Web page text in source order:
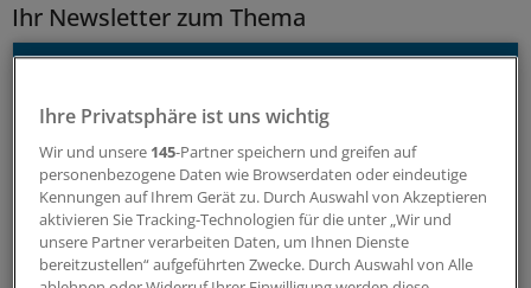
Ihr Newsletter zum Thema
Beruf & Alltag
Die Sonntagslektüre: Lesen Sie Wissenswertes und
Nützliches für Ihre tägliche Arbeit, lassen Sie sich von
Kolleginnen und Kollegen inspirieren - und seien Sie immer
einen Schritt voraus.
wöchentlich (Sonntag)
Ihre Privatsphäre ist uns wichtig
Wir und unsere 145-Partner speichern und greifen auf
personenbezogene Daten wie Browserdaten oder eindeutige
Kennungen auf Ihrem Gerät zu. Durch Auswahl von Akzeptieren
aktivieren Sie Tracking-Technologien für die unter „Wir und
unsere Partner verarbeiten Daten, um Ihnen Dienste
bereitzustellen“ aufgeführten Zwecke. Durch Auswahl von Alle